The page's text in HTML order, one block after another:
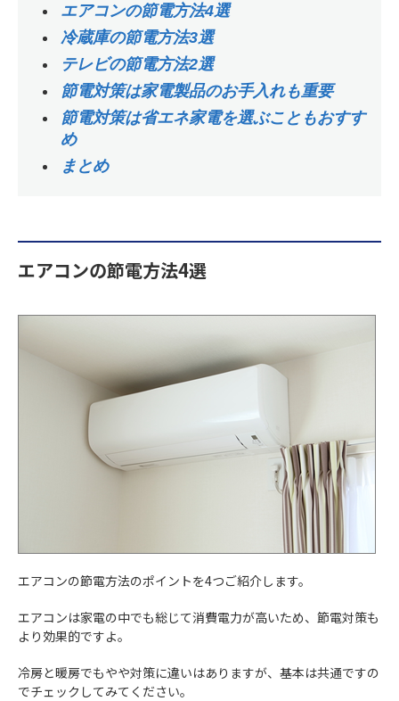
エアコンの節電方法4選
冷蔵庫の節電方法3選
テレビの節電方法2選
節電対策は家電製品のお手入れも重要
節電対策は省エネ家電を選ぶこともおすす
め
まとめ
エアコンの節電方法4選
エアコンの節電方法のポイントを4つご紹介します。
エアコンは家電の中でも総じて消費電力が高いため、節電対策も
より効果的ですよ。
冷房と暖房でもやや対策に違いはありますが、基本は共通ですの
でチェックしてみてください。